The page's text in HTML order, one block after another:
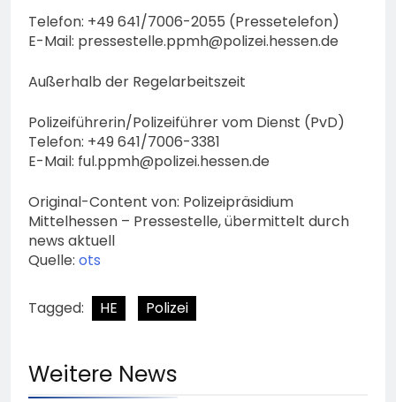
Telefon: +49 641/7006-2055 (Pressetelefon)
E-Mail: pressestelle.ppmh@polizei.hessen.de
Außerhalb der Regelarbeitszeit
Polizeiführerin/Polizeiführer vom Dienst (PvD)
Telefon: +49 641/7006-3381
E-Mail: ful.ppmh@polizei.hessen.de
Original-Content von: Polizeipräsidium
Mittelhessen – Pressestelle, übermittelt durch
news aktuell
Quelle: ots
Tagged: HE Polizei
Weitere News